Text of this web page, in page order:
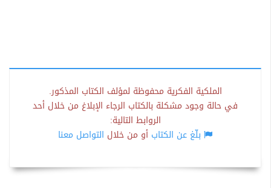
الملكية الفكرية محفوظة لمؤلف الكتاب المذكور.
في حالة وجود مشكلة بالكتاب الرجاء الإبلاغ من خلال أحد
الروابط التالية:
بلّغ عن الكتاب أو من خلال التواصل معنا